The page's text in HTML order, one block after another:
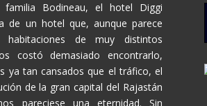
Bodineau, el hotel Diggi
de un hotel que, aunque parece
habitaciones de muy distintos
costó demasiado encontrarlo,
ya tan cansados que el tráfico, el
de la gran capital del Rajastán
pareciese una eternidad. Sin